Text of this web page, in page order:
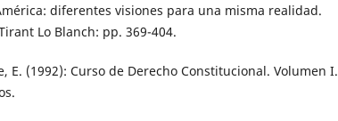
diferentes visiones para una misma realidad.
Lo Blanch: pp. 369-404.
E. (1992): Curso de Derecho Constitucional. Volumen I.